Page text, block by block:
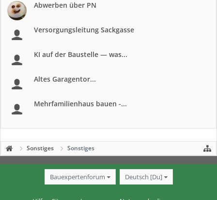
Abwerben über PN
Versorgungsleitung Sackgasse
KI auf der Baustelle — was...
Altes Garagentor...
Mehrfamilienhaus bauen -...
Sonstiges Sonstiges
Bauexpertenforum Deutsch [Du]